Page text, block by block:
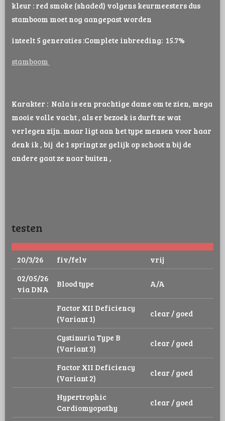
kleur : red smoke (shaded) volgens keurmeesters dus
stamboom moet nog aangepast worden
inteelt 5 generaties :Complete inbreeding: 15.7%
stamboom
Karakter : Nala is een prachtige dame om te zien, mega
mooie volle vacht , als er bezoek is durft ze wat
verlegen zijn. maar ligt aan het type mensen voor haar
denk ik , bij de 1 springt ze gelijk op schoot n bij de
andere gaat ze naar buiten ,
testen
20/3/26 fiv/felv
vrij
02/05/26
via DNA
Blood type A/A
Factor XII Deficiency
(Variant 1)
clear / goed
Cystinuria Type B
(Variant 3)
clear / goed
Factor XII Deficiency
(Variant 2)
clear / goed
Hypertrophic
Cardiomyopathy
clear / goed